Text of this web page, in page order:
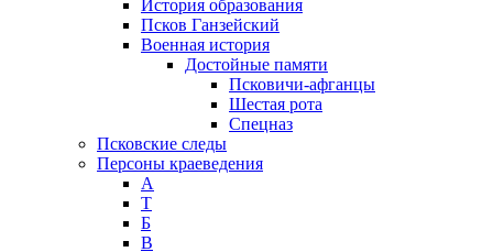
История образования
Псков Ганзейский
Военная история
Достойные памяти
Псковичи-афганцы
Шестая рота
Спецназ
Псковские следы
Персоны краеведения
А
T
Б
В